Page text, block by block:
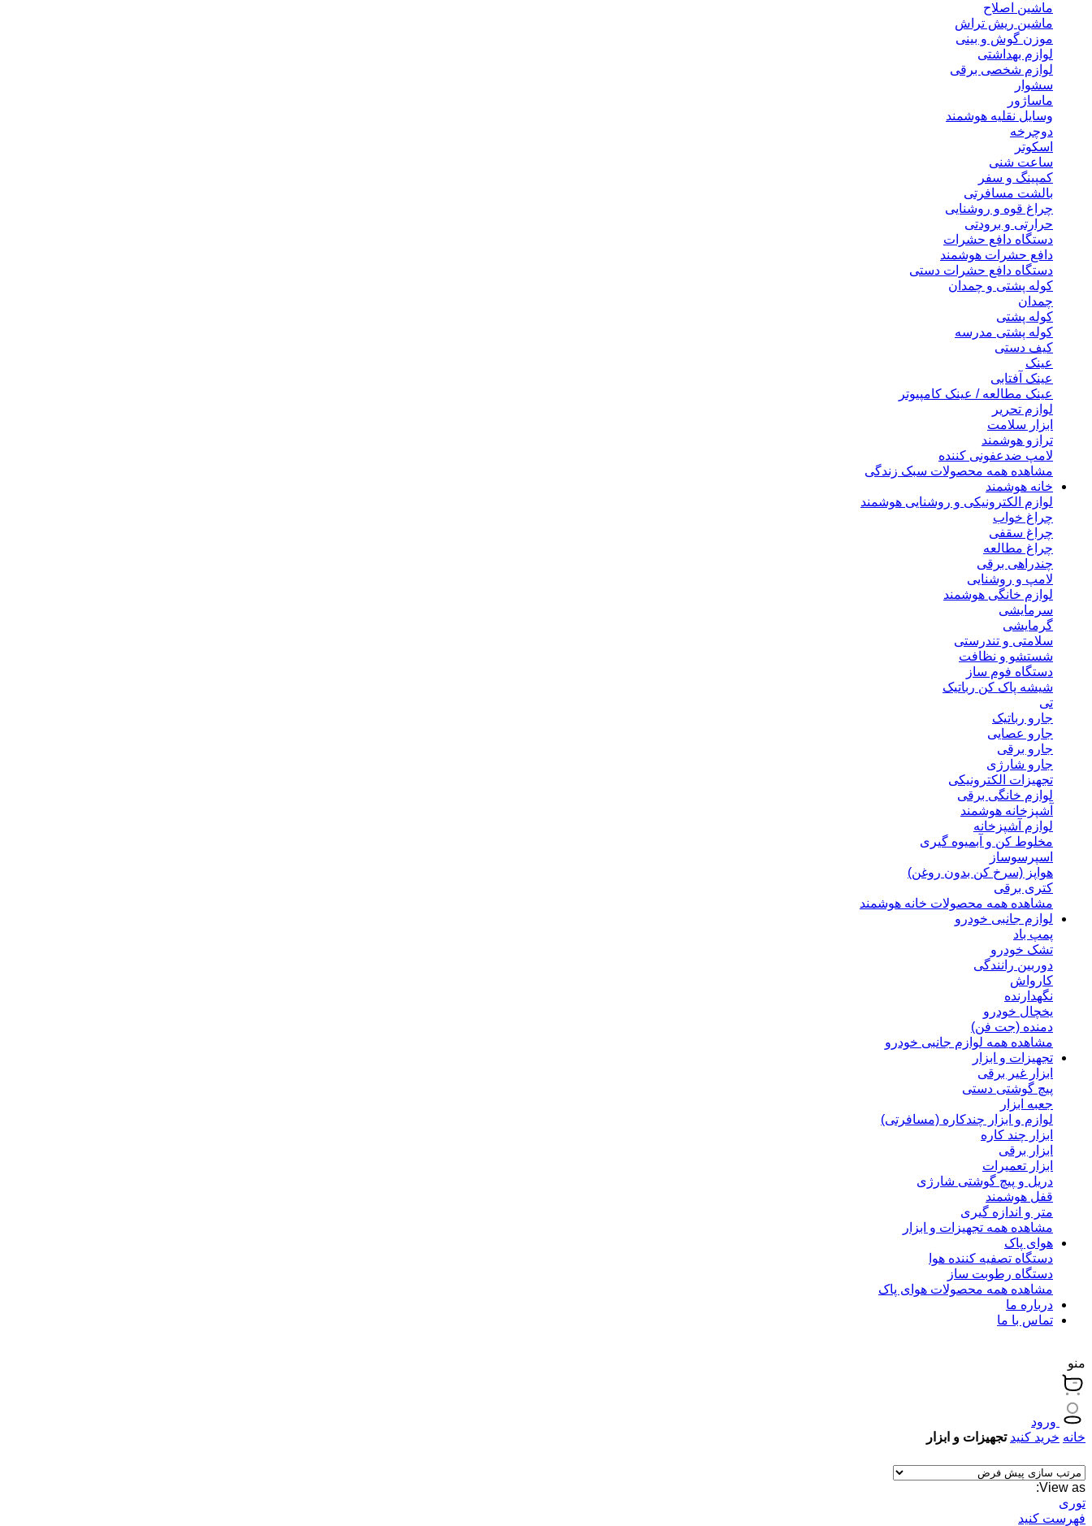
ماشین اصلاح
ماشین ریش تراش
موزن گوش و بینی
لوازم بهداشتی
لوازم شخصی برقی
سشوار
ماساژور
وسایل نقلیه هوشمند
دوچرخه
اسکوتر
ساعت شنی
کمپینگ و سفر
بالشت مسافرتی
چراغ قوه و روشنایی
حرارتی و برودتی
دستگاه دافع حشرات
دافع حشرات هوشمند
دستگاه دافع حشرات دستی
کوله پشتی و چمدان
چمدان
کوله پشتی
کوله پشتی مدرسه
کیف دستی
عینک
عینک آفتابی
عینک مطالعه / عینک کامپیوتر
لوازم تحریر
ابزار سلامت
ترازو هوشمند
لامپ ضدعفونی کننده
مشاهده همه محصولات سبک زندگی
خانه هوشمند
لوازم الکترونیکی و روشنایی هوشمند
چراغ خواب
چراغ سقفی
چراغ مطالعه
چندراهی برقی
لامپ و روشنایی
لوازم خانگی هوشمند
سرمایشی
گرمایشی
سلامتی و تندرستی
شستشو و نظافت
دستگاه فوم ساز
شیشه پاک کن رباتیک
تی
جارو رباتیک
جارو عصایی
جارو برقی
جارو شارژی
تجهیزات الکترونیکی
لوازم خانگی برقی
آشپزخانه هوشمند
لوازم آشپزخانه
مخلوط کن و آبمیوه گیری
اسپرسوساز
هواپز (سرخ کن بدون روغن)
کتری برقی
مشاهده همه محصولات خانه هوشمند
لوازم جانبی خودرو
پمپ باد
تشک خودرو
دوربین رانندگی
کارواش
نگهدارنده
یخچال خودرو
دمنده (جت فن)
مشاهده همه لوازم جانبی خودرو
تجهیزات و ابزار
ابزار غیر برقی
پیچ گوشتی دستی
جعبه ابزار
لوازم و ابزار چندکاره (مسافرتی)
ابزار چند کاره
ابزار برقی
ابزار تعمیرات
دریل و پیچ گوشتی شارژی
قفل هوشمند
متر و اندازه گیری
مشاهده همه تجهیزات و ابزار
هوای پاک
دستگاه تصفیه کننده هوا
دستگاه رطوبت ساز
مشاهده همه محصولات هوای پاک
درباره ما
تماس با ما
منو
ورود
خانه خرید کنید تجهیزات و ابزار
View as:
توری
فهرست کنید